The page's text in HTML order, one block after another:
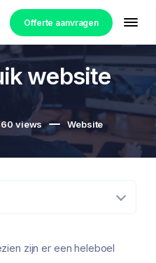
Offerte aanvragen
website
views Website
zijn er een heleboel